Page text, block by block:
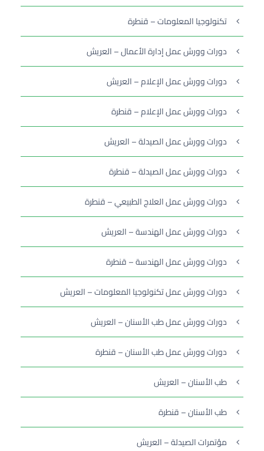
تكنولوجيا المعلومات – قنطرة
دورات وورش عمل إدارة الأعمال – العريش
دورات وورش عمل الإعلام – العريش
دورات وورش عمل الإعلام – قنطرة
دورات وورش عمل الصيدلة – العريش
دورات وورش عمل الصيدلة – قنطرة
دورات وورش عمل العلاج الطبيعي – قنطرة
دورات وورش عمل الهندسة – العريش
دورات وورش عمل الهندسة – قنطرة
دورات وورش عمل تكنولوجيا المعلومات – العريش
دورات وورش عمل طب الأسنان – العريش
دورات وورش عمل طب الأسنان – قنطرة
طب الأسنان – العريش
طب الأسنان – قنطرة
مؤتمرات الصيدلة – العريش